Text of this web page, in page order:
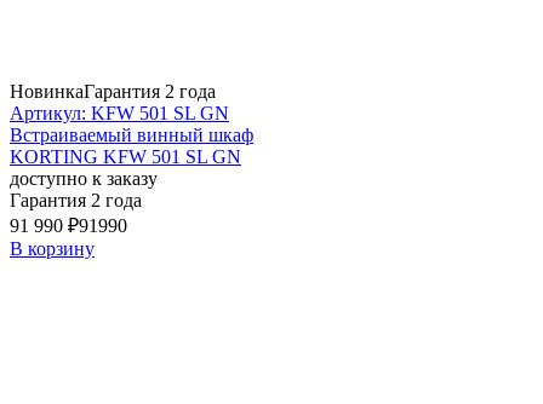
НовинкаГарантия 2 года
Артикул: KFW 501 SL GN
Встраиваемый винный шкаф
KORTING KFW 501 SL GN
доступно к заказу
Гарантия 2 года
91 990 ₽91990
В корзину